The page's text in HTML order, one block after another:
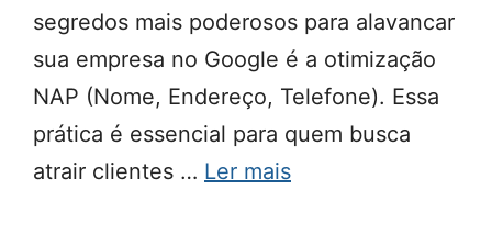
segredos mais poderosos para alavancar
sua empresa no Google é a otimização
NAP (Nome, Endereço, Telefone). Essa
prática é essencial para quem busca
atrair clientes … Ler mais